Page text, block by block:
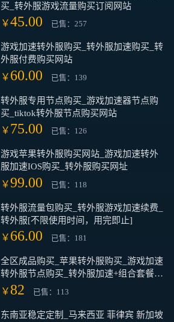
转外服加速购买_转外服游戏加速流量购
买_转外服游戏流量购买订阅网站
￥45.00 已售：257
游戏加速转外服购买_转外服加速购买_转
￥60.00 已售：139
转外服专用节点购买_游戏加速器节点购
￥75.00 已售：126
游戏苹果转外服购买网站_游戏加速转外
服加速IOS购买_转外服购买网址
￥99.00 已售：118
转外服流量包购买_转外服游戏加速续费_
转外服[不限使用时间，用完即止]
￥66.00 已售：181
转外服节点购买_转外服加速+组合套餐购